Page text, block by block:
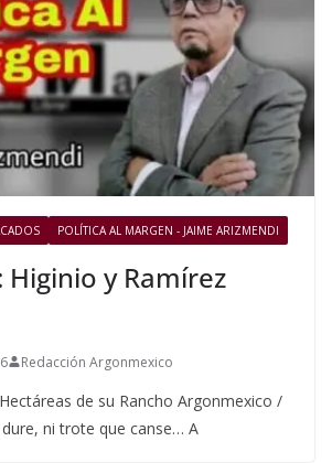
POLÍTICA AL MARGEN - JAIME ARIZMENDI
Higinio y Ramírez
Redacción Argonmexico
de su Rancho Argonmexico /
ni trote que canse… A